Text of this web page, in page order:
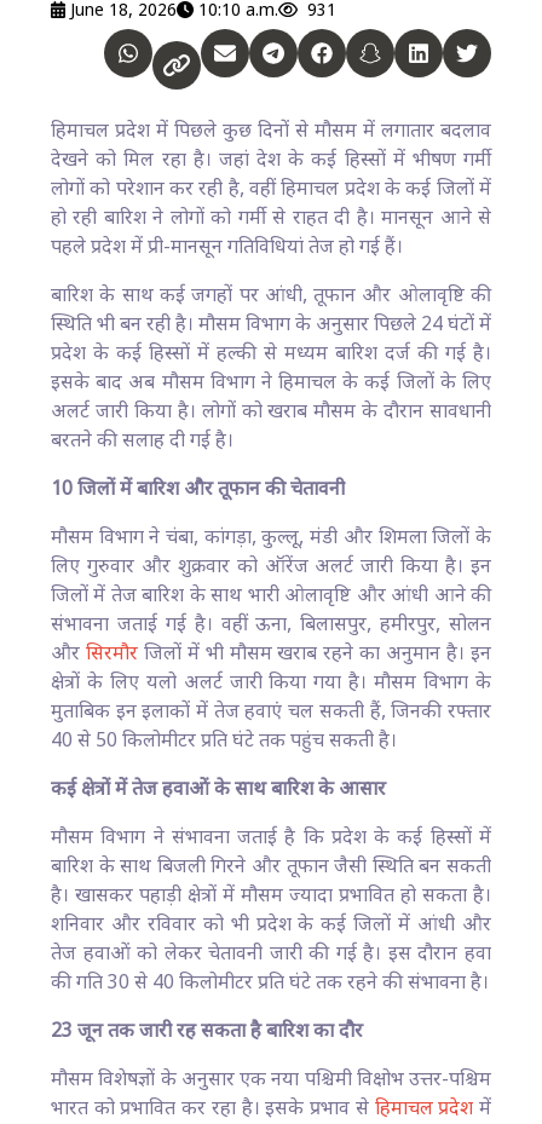
June 18, 2026 10:10 a.m. 931
हिमाचल प्रदेश में पिछले कुछ दिनों से मौसम में लगातार बदलाव
देखने को मिल रहा है। जहां देश के कई हिस्सों में भीषण गर्मी
लोगों को परेशान कर रही है, वहीं हिमाचल प्रदेश के कई जिलों में
हो रही बारिश ने लोगों को गर्मी से राहत दी है। मानसून आने से
पहले प्रदेश में प्री-मानसून गतिविधियां तेज हो गई हैं।
बारिश के साथ कई जगहों पर आंधी, तूफान और ओलावृष्टि की
स्थिति भी बन रही है। मौसम विभाग के अनुसार पिछले 24 घंटों में
प्रदेश के कई हिस्सों में हल्की से मध्यम बारिश दर्ज की गई है।
इसके बाद अब मौसम विभाग ने हिमाचल के कई जिलों के लिए
अलर्ट जारी किया है। लोगों को खराब मौसम के दौरान सावधानी
बरतने की सलाह दी गई है।
10 जिलों में बारिश और तूफान की चेतावनी
मौसम विभाग ने चंबा, कांगड़ा, कुल्लू, मंडी और शिमला जिलों के
लिए गुरुवार और शुक्रवार को ऑरेंज अलर्ट जारी किया है। इन
जिलों में तेज बारिश के साथ भारी ओलावृष्टि और आंधी आने की
संभावना जताई गई है। वहीं ऊना, बिलासपुर, हमीरपुर, सोलन
और सिरमौर जिलों में भी मौसम खराब रहने का अनुमान है। इन
क्षेत्रों के लिए यलो अलर्ट जारी किया गया है। मौसम विभाग के
मुताबिक इन इलाकों में तेज हवाएं चल सकती हैं, जिनकी रफ्तार
40 से 50 किलोमीटर प्रति घंटे तक पहुंच सकती है।
कई क्षेत्रों में तेज हवाओं के साथ बारिश के आसार
मौसम विभाग ने संभावना जताई है कि प्रदेश के कई हिस्सों में
बारिश के साथ बिजली गिरने और तूफान जैसी स्थिति बन सकती
है। खासकर पहाड़ी क्षेत्रों में मौसम ज्यादा प्रभावित हो सकता है।
शनिवार और रविवार को भी प्रदेश के कई जिलों में आंधी और
तेज हवाओं को लेकर चेतावनी जारी की गई है। इस दौरान हवा
की गति 30 से 40 किलोमीटर प्रति घंटे तक रहने की संभावना है।
23 जून तक जारी रह सकता है बारिश का दौर
मौसम विशेषज्ञों के अनुसार एक नया पश्चिमी विक्षोभ उत्तर-पश्चिम
भारत को प्रभावित कर रहा है। इसके प्रभाव सेहिमाचल प्रदेश में